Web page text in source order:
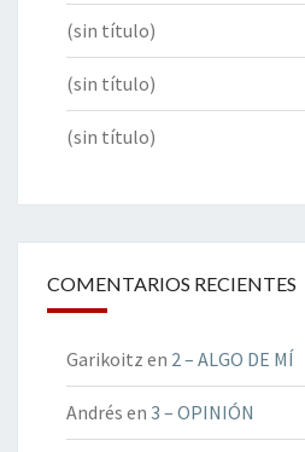
(sin título)
(sin título)
(sin título)
COMENTARIOS RECIENTES
Garikoitz en 2 – ALGO DE MÍ
Andrés en 3 – OPINIÓN